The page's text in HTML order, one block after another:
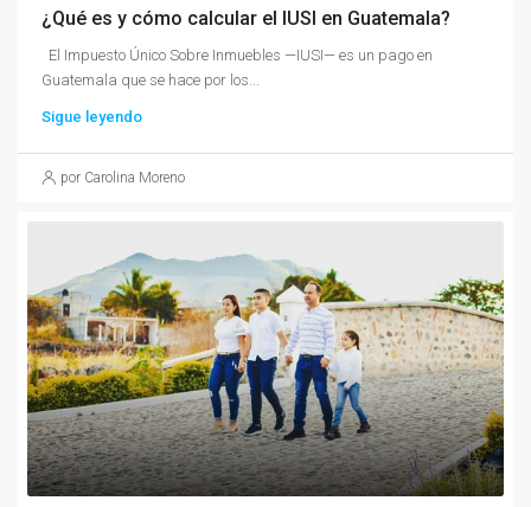
¿Qué es y cómo calcular el IUSI en Guatemala?
El Impuesto Único Sobre Inmuebles —IUSI— es un pago en
Guatemala que se hace por los...
Sigue leyendo
por Carolina Moreno